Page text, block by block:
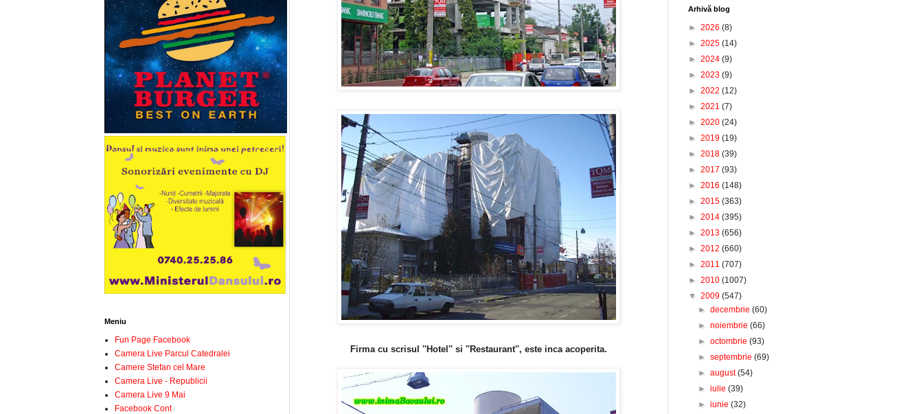
Firma cu scrisul ''Hotel'' si ''Restaurant'', este inca acoperita.
Meniu
Fun Page Facebook
Camera Live Parcul Catedralei
Camere Stefan cel Mare
Camera Live - Republicii
Camera Live 9 Mai
Facebook Cont
Arhivă blog
► 2026 (8)
► 2025 (14)
► 2024 (9)
► 2023 (9)
► 2022 (12)
► 2021 (7)
► 2020 (24)
► 2019 (19)
► 2018 (39)
► 2017 (93)
► 2016 (148)
► 2015 (363)
► 2014 (395)
► 2013 (656)
► 2012 (660)
► 2011 (707)
► 2010 (1007)
▼ 2009 (547)
►decembrie(60)
►noiembrie(66)
►octombrie(93)
►septembrie(69)
►august(54)
►iulie(39)
►iunie(32)